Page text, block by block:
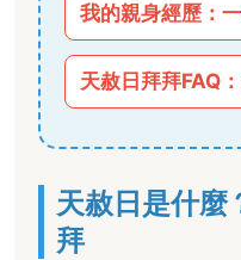
我的親身經歷：
天赦日拜拜FAQ
天赦日是什麼
拜